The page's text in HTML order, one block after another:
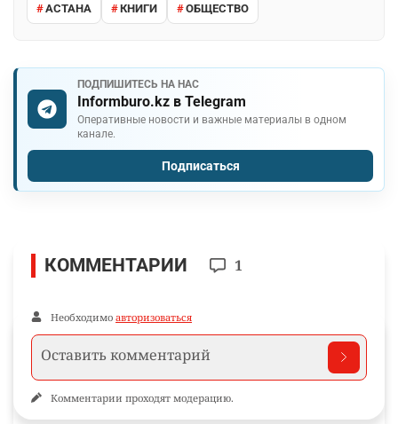
АСТАНА КНИГИ ОБЩЕСТВО
ПОДПИШИТЕСЬ НА НАС
Informburo.kz в Telegram
Оперативные новости и важные материалы в одном
канале.
Подписаться
КОММЕНТАРИИ 1
Необходимо авторизоваться
Комментарии проходят модерацию.